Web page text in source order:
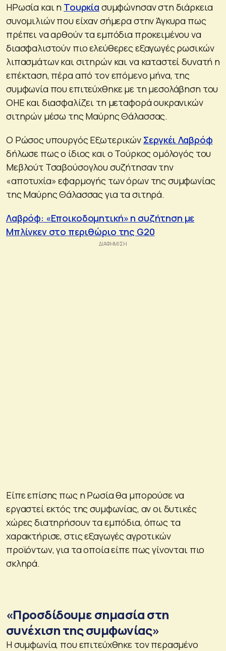
ΗΡωσία και η Τουρκία συμφώνησαν στη διάρκεια
συνομιλιών που είχαν σήμερα στην Άγκυρα πως
πρέπει να αρθούν τα εμπόδια προκειμένου να
διασφαλιστούν πιο ελεύθερες εξαγωγές ρωσικών
λιπασμάτων και σιτηρών και να καταστεί δυνατή η
επέκταση, πέρα από τον επόμενο μήνα, της
συμφωνία που επιτεύχθηκε με τη μεσολάβηση του
ΟΗΕ και διασφαλίζει τη μεταφορά ουκρανικών
σιτηρών μέσω της Μαύρης Θάλασσας.
Ο Ρώσος υπουργός Εξωτερικών Σεργκέι Λαβρόφ
δήλωσε πως ο ίδιος και ο Τούρκος ομόλογός του
Μεβλούτ Τσαβούσογλου συζήτησαν την
«αποτυχία» εφαρμογής των όρων της συμφωνίας
της Μαύρης Θάλασσας για τα σιτηρά.
Λαβρόφ: «Εποικοδομητική» η συζήτηση με
Μπλίνκεν στο περιθώριο της G20
Είπε επίσης πως η Ρωσία θα μπορούσε να
εργαστεί εκτός της συμφωνίας, αν οι δυτικές
χώρες διατηρήσουν τα εμπόδια, όπως τα
χαρακτήρισε, στις εξαγωγές αγροτικών
προϊόντων, για τα οποία είπε πως γίνονται πιο
σκληρά.
«Προσδίδουμε σημασία στη
συνέχιση της συμφωνίας»
Η συμφωνία, που επιτεύχθηκε τον περασμένο